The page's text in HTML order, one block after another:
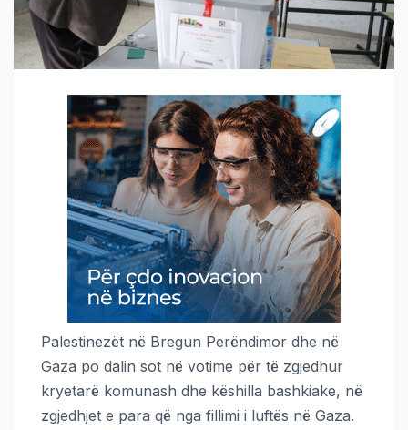
Palestinezët në Bregun Perëndimor dhe në
Gaza po dalin sot në votime për të zgjedhur
kryetarë komunash dhe këshilla bashkiake, në
zgjedhjet e para që nga fillimi i luftës në Gaza.